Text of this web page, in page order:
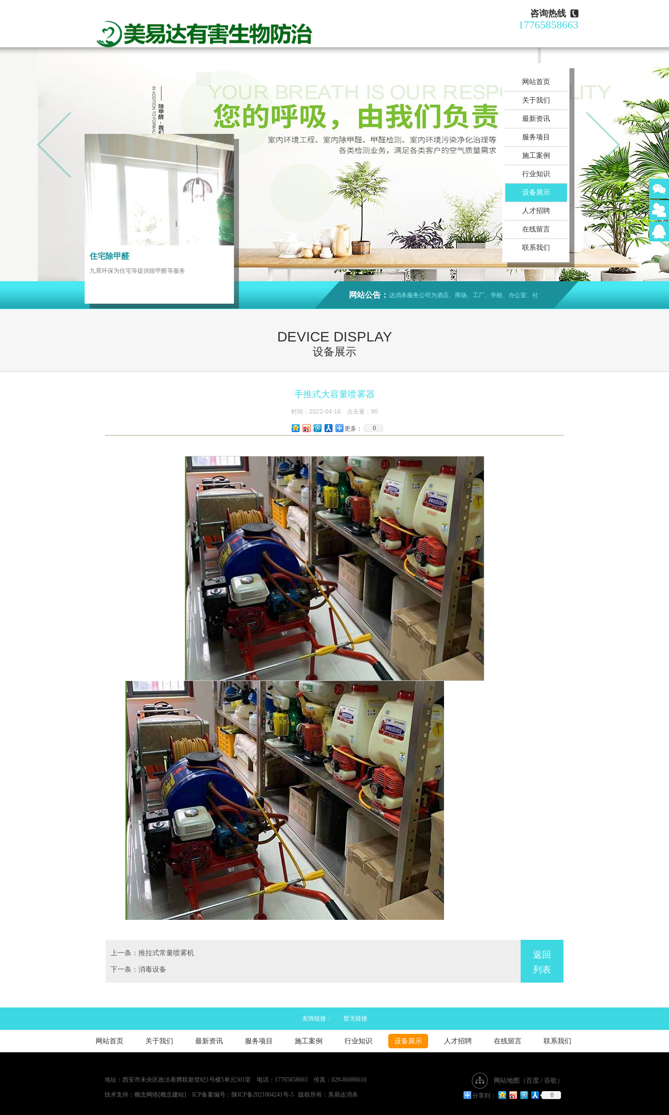
咨询热线
17765858663
网站首页
关于我们
最新资讯
服务项目
施工案例
行业知识
设备展示
人才招聘
在线留言
联系我们
住宅除甲醛
九霄环保为住宅等提供除甲醛等服务
网站公告：
西安美易达消杀服务公司为酒店、商场、工厂、学校、办公室、社区等提供四害消杀、灭老鼠、除蟑螂、灭蚂蚁、白
DEVICE DISPLAY
设备展示
手推式大容量喷雾器
时间：2022-04-16 点击量： 96
更多： 0
上一条：推拉式常量喷雾机
下一条：消毒设备
返回
列表
友情链接： 暂无链接
网站首页 关于我们 最新资讯 服务项目 施工案例 行业知识 设备展示 人才招聘 在线留言 联系我们
地址：西安市未央区政法巷腾联新世纪1号楼5单元501室 电话：17765858663 传真：029-86696610
技术支持： 概念网络 [概念建站] ICP备案编号： 陕ICP备2021004241号-5 版权所有：美易达消杀
网站地图（百度 / 谷歌 ）
分享到： 0